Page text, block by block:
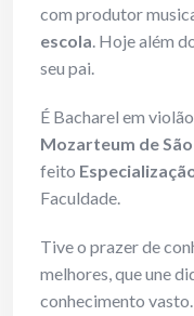
com produtor
escola. Hoje além
seu pai.
É Bacharel em
Mozarteum de
feito
Faculdade.
Tive o prazer de
melhores, que une
conhecimento